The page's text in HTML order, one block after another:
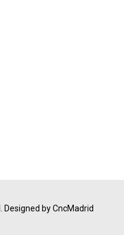
Designed by CncMadrid